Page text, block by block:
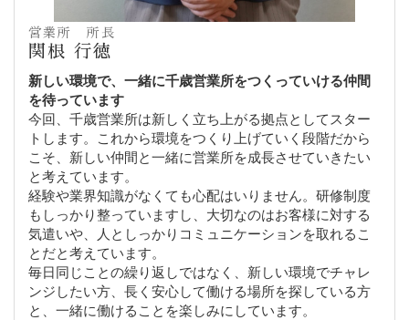
営業所 所長
関根 行徳
新しい環境で、一緒に千歳営業所をつくっていける仲間
を待っています
今回、千歳営業所は新しく立ち上がる拠点としてスター
トします。これから環境をつくり上げていく段階だから
こそ、新しい仲間と一緒に営業所を成長させていきたい
と考えています。
経験や業界知識がなくても心配はいりません。研修制度
もしっかり整っていますし、大切なのはお客様に対する
気遣いや、人としっかりコミュニケーションを取れるこ
とだと考えています。
毎日同じことの繰り返しではなく、新しい環境でチャレ
ンジしたい方、長く安心して働ける場所を探している方
と、一緒に働けることを楽しみにしています。